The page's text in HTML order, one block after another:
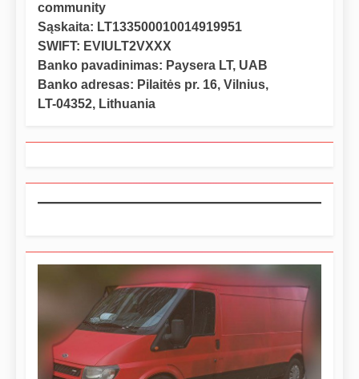
community
Sąskaita: LT133500010014919951
SWIFT: EVIULT2VXXX
Banko pavadinimas: Paysera LT, UAB
Banko adresas: Pilaitės pr. 16, Vilnius,
LT-04352, Lithuania